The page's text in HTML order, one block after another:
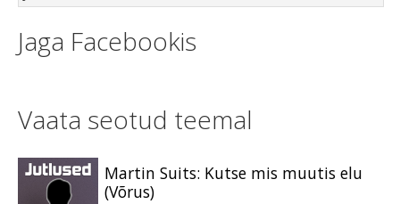
Jaga Facebookis
Vaata seotud teemal
Martin Suits: Kutse mis muutis elu
(Võrus)